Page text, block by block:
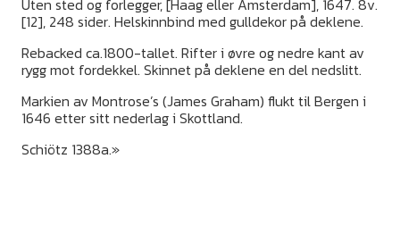
Uten sted og forlegger, [Haag eller Amsterdam], 1647. 8v.
[12], 248 sider. Helskinnbind med gulldekor på deklene.
Rebacked ca.1800-tallet. Rifter i øvre og nedre kant av
rygg mot fordekkel. Skinnet på deklene en del nedslitt.
Markien av Montrose’s (James Graham) flukt til Bergen i
1646 etter sitt nederlag i Skottland.
Schiötz 1388a.»